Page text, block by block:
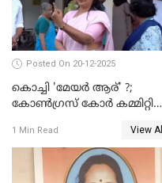
Posted On 20-12-2025
കൊച്ചി 'മേയർ ആര്' ?;
കോണ്‍ഗ്രസ് കോര്‍ കമ്മിറ്റി
1 Min Read View All